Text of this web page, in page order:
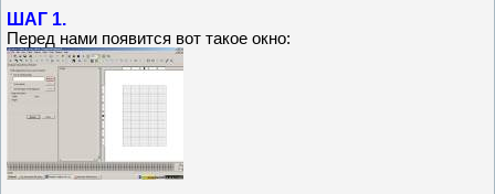
ШАГ 1.
Перед нами появится вот такое окно: